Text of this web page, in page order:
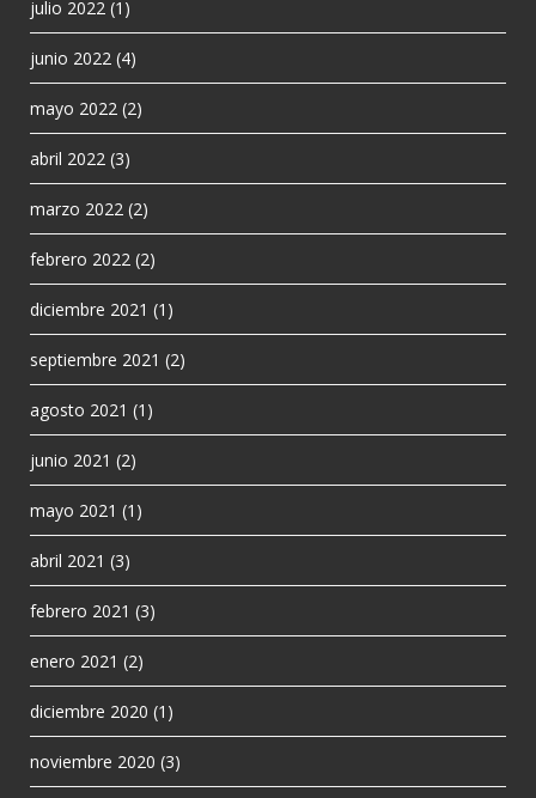
julio 2022 (1)
junio 2022 (4)
mayo 2022 (2)
abril 2022 (3)
marzo 2022 (2)
febrero 2022 (2)
diciembre 2021 (1)
septiembre 2021 (2)
agosto 2021 (1)
junio 2021 (2)
mayo 2021 (1)
abril 2021 (3)
febrero 2021 (3)
enero 2021 (2)
diciembre 2020 (1)
noviembre 2020 (3)